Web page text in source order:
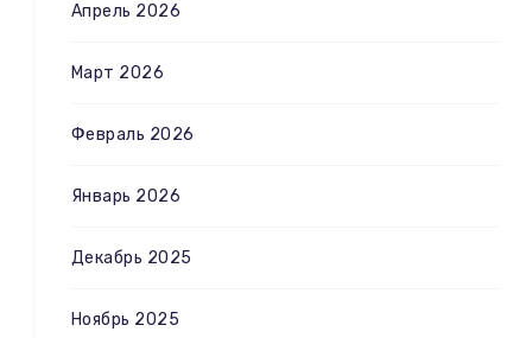
Апрель 2026
Март 2026
Февраль 2026
Январь 2026
Декабрь 2025
Ноябрь 2025